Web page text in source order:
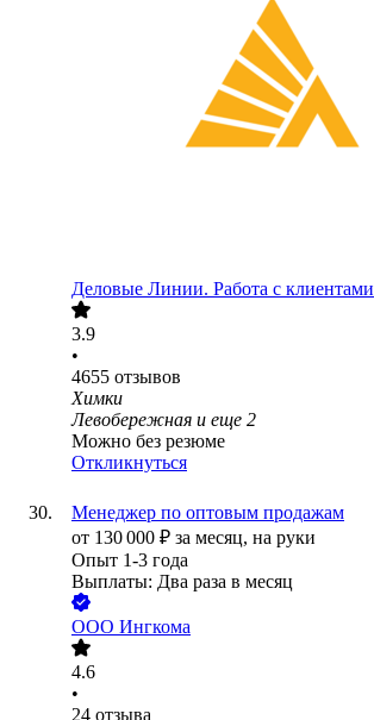
Деловые Линии. Работа с клиентами
3.9
•
4655 отзывов
Химки
Левобережная и еще 2
Можно без резюме
Откликнуться
Менеджер по оптовым продажам
от 130 000 ₽ за месяц, на руки
Опыт 1-3 года
Выплаты: Два раза в месяц
ООО Ингкома
4.6
•
24 отзыва